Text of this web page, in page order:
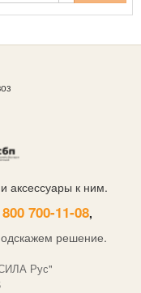
к ним.
700-11-08,
решение.
Рус"